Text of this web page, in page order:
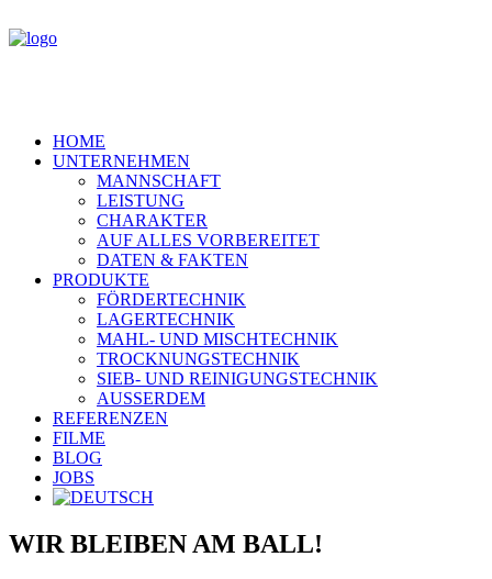
HOME
UNTERNEHMEN
MANNSCHAFT
LEISTUNG
CHARAKTER
AUF ALLES VORBEREITET
DATEN & FAKTEN
PRODUKTE
FÖRDERTECHNIK
LAGERTECHNIK
MAHL- UND MISCHTECHNIK
TROCKNUNGSTECHNIK
SIEB- UND REINIGUNGSTECHNIK
AUSSERDEM
REFERENZEN
FILME
BLOG
JOBS
WIR BLEIBEN AM BALL!